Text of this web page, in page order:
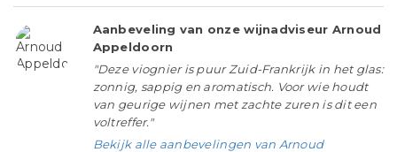
Aanbeveling van onze wijnadviseur Arnoud
Appeldoorn
"Deze viognier is puur Zuid-Frankrijk in het glas:
zonnig, sappig en aromatisch. Voor wie houdt
van geurige wijnen met zachte zuren is dit een
voltreffer."
Bekijk alle aanbevelingen van Arnoud